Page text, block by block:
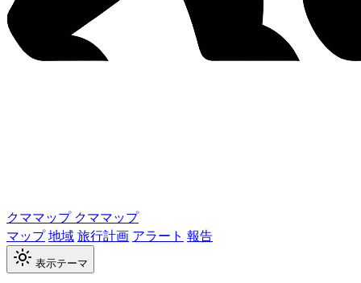
クママップ クママップ
マップ地域旅行計画 アラート 報告
表示テーマ